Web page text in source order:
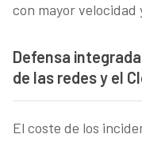
con mayor velocidad
Defensa
de las redes y el
El coste de los